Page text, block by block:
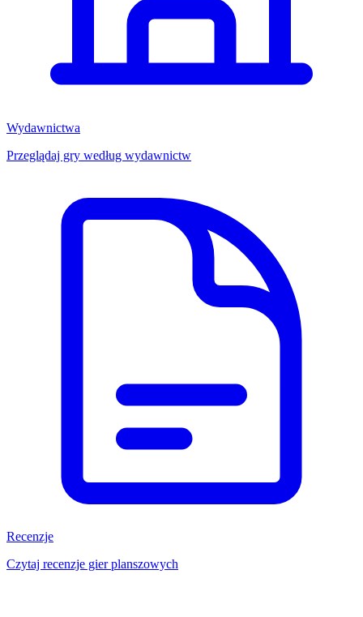
Wydawnictwa
Przeglądaj gry według wydawnictw
Recenzje
Czytaj recenzje gier planszowych